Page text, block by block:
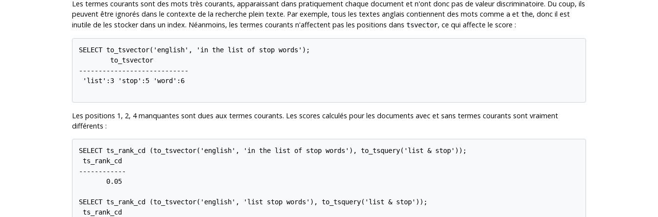
Les termes courants sont des mots très courants, apparaissant dans pratiquement chaque document et n'ont donc pas de valeur discriminatoire. Du coup, ils
peuvent être ignorés dans le contexte de la recherche plein texte. Par exemple, tous les textes anglais contiennent des mots comme a et the, donc il est
inutile de les stocker dans un index. Néanmoins, les termes courants n'affectent pas les positions dans tsvector, ce qui affecte le score :
SELECT to_tsvector('english', 'in the list of stop words');
        to_tsvector
----------------------------
'list':3 'stop':5 'word':6
Les positions 1, 2, 4 manquantes sont dues aux termes courants. Les scores calculés pour les documents avec et sans termes courants sont vraiment
différents :
SELECT ts_rank_cd (to_tsvector('english', 'in the list of stop words'), to_tsquery('list & stop'));
ts_rank_cd
------------
       0.05
SELECT ts_rank_cd (to_tsvector('english', 'list stop words'), to_tsquery('list & stop'));
ts_rank_cd